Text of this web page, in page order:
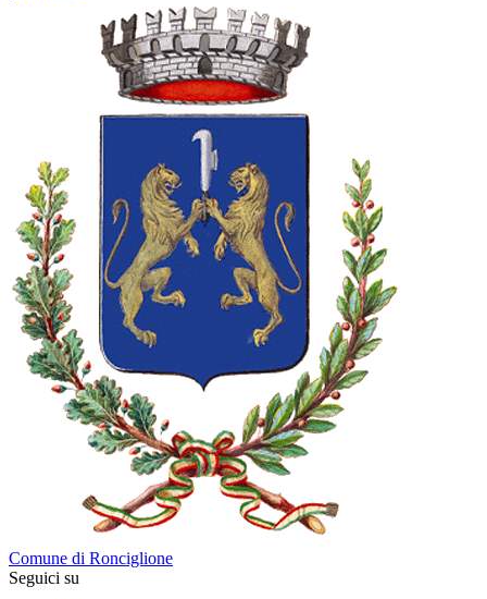
Comune di Ronciglione
Seguici su